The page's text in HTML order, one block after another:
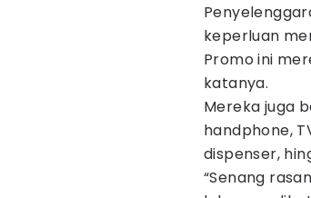
keperluan
Promo ini
katanya.
Mereka juga
handphone,
dispenser,
“Senang